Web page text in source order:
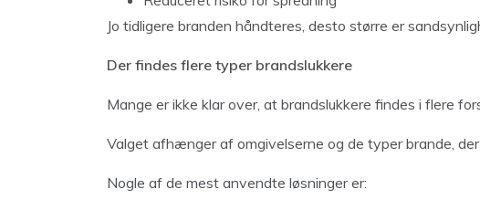
Jo tidligere branden håndteres, desto større er
Der findes flere typer brandslukkere
Mange er ikke klar over, at brandslukkere findes i flere
Valget afhænger af omgivelserne og de typer brande,
Nogle af de mest anvendte løsninger er: